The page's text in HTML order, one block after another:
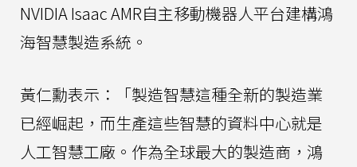
NVIDIA Isaac AMR自主移動機器人平台建構鴻
海智慧製造系統。
黃仁勳表示：「製造智慧這種全新的製造業
已經崛起，而生產這些智慧的資料中心就是
人工智慧工廠。作為全球最大的製造商，鴻